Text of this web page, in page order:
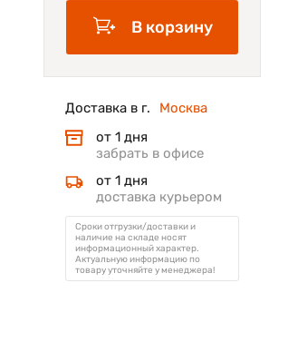
В корзину
Доставка в г.
Москва
от 1 дня
забрать в офисе
от 1 дня
доставка курьером
Сроки отгрузки/доставки и
наличие на складе носят
информационный характер.
Актуальную информацию по
товару уточняйте у менеджера!